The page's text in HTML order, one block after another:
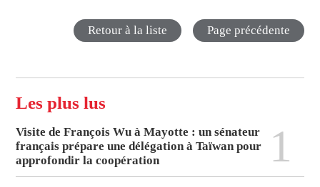
Retour à la liste Page précédente
Les plus lus
Visite de François Wu à Mayotte : un sénateur
français prépare une délégation à Taïwan pour
approfondir la coopération
1